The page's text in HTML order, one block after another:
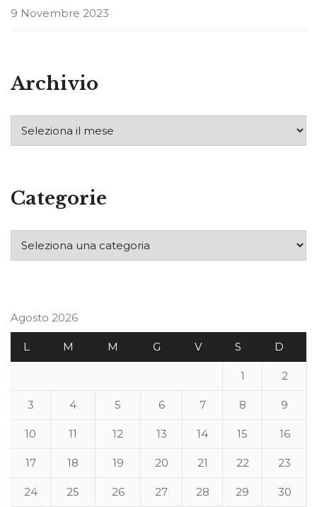
9 Novembre 2023
Archivio
Categorie
Agosto 2026
L M M G V S D
1 2
3 4 5 6 7 8 9
10 11 12 13 14 15 16
17 18 19 20 21 22 23
24 25 26 27 28 29 30